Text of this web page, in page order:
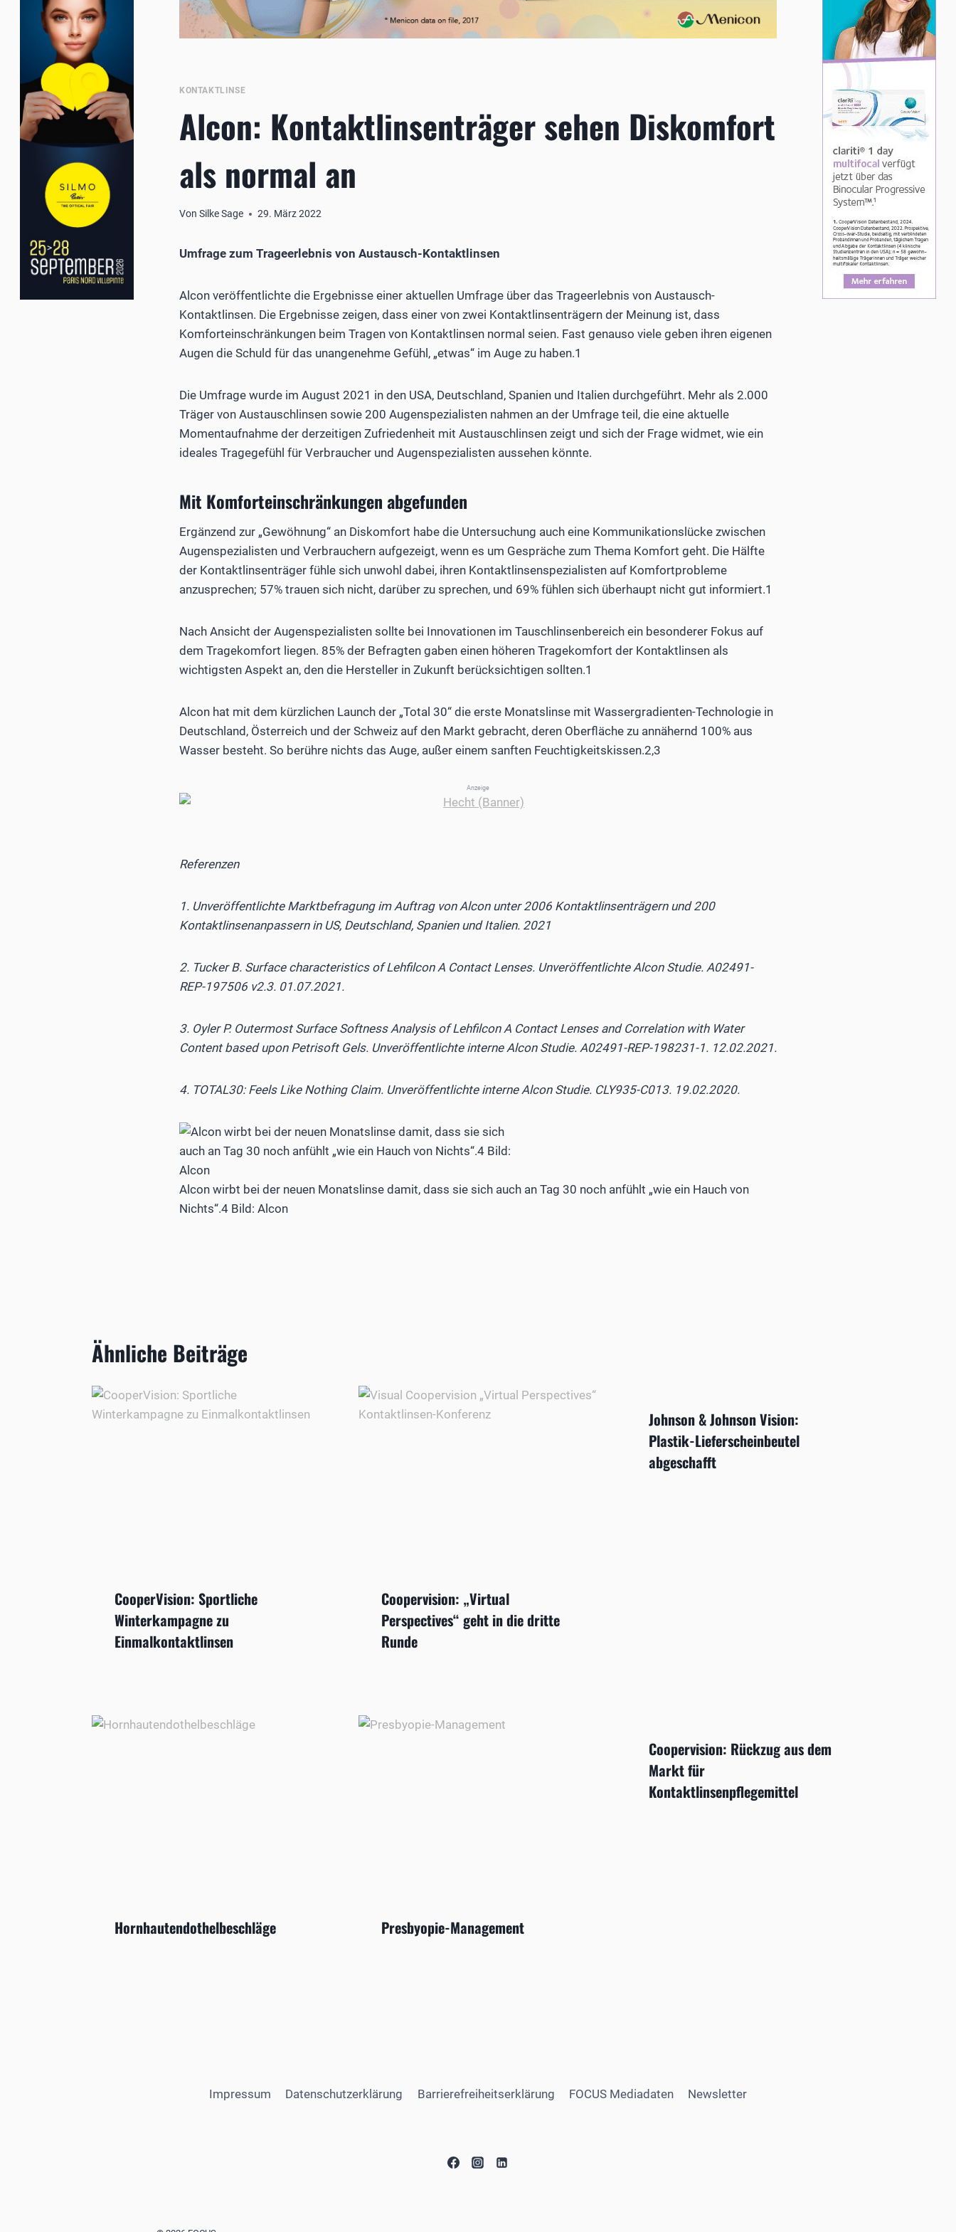
KONTAKTLINSE
Alcon: Kontaktlinsenträger sehen Diskomfort
als normal an
Von Silke Sage 29. März 2022
Umfrage zum Trageerlebnis von Austausch-Kontaktlinsen
Alcon veröffentlichte die Ergebnisse einer aktuellen Umfrage über das Trageerlebnis von Austausch-
Kontaktlinsen. Die Ergebnisse zeigen, dass einer von zwei Kontaktlinsenträgern der Meinung ist, dass
Komforteinschränkungen beim Tragen von Kontaktlinsen normal seien. Fast genauso viele geben ihren eigenen
Augen die Schuld für das unangenehme Gefühl, „etwas“ im Auge zu haben.1
Die Umfrage wurde im August 2021 in den USA, Deutschland, Spanien und Italien durchgeführt. Mehr als 2.000
Träger von Austauschlinsen sowie 200 Augenspezialisten nahmen an der Umfrage teil, die eine aktuelle
Momentaufnahme der derzeitigen Zufriedenheit mit Austauschlinsen zeigt und sich der Frage widmet, wie ein
ideales Tragegefühl für Verbraucher und Augenspezialisten aussehen könnte.
Mit Komforteinschränkungen abgefunden
Ergänzend zur „Gewöhnung“ an Diskomfort habe die Untersuchung auch eine Kommunikationslücke zwischen
Augenspezialisten und Verbrauchern aufgezeigt, wenn es um Gespräche zum Thema Komfort geht. Die Hälfte
der Kontaktlinsenträger fühle sich unwohl dabei, ihren Kontaktlinsenspezialisten auf Komfortprobleme
anzusprechen; 57% trauen sich nicht, darüber zu sprechen, und 69% fühlen sich überhaupt nicht gut informiert.1
Nach Ansicht der Augenspezialisten sollte bei Innovationen im Tauschlinsenbereich ein besonderer Fokus auf
dem Tragekomfort liegen. 85% der Befragten gaben einen höheren Tragekomfort der Kontaktlinsen als
wichtigsten Aspekt an, den die Hersteller in Zukunft berücksichtigen sollten.1
Alcon hat mit dem kürzlichen Launch der „Total 30“ die erste Monatslinse mit Wassergradienten-Technologie in
Deutschland, Österreich und der Schweiz auf den Markt gebracht, deren Oberfläche zu annähernd 100% aus
Wasser besteht. So berühre nichts das Auge, außer einem sanften Feuchtigkeitskissen.2,3
Anzeige
Referenzen
1. Unveröffentlichte Marktbefragung im Auftrag von Alcon unter 2006 Kontaktlinsenträgern und 200
Kontaktlinsenanpassern in US, Deutschland, Spanien und Italien. 2021
2. Tucker B. Surface characteristics of Lehfilcon A Contact Lenses. Unveröffentlichte Alcon Studie. A02491-
REP-197506 v2.3. 01.07.2021.
3. Oyler P. Outermost Surface Softness Analysis of Lehfilcon A Contact Lenses and Correlation with Water
Content based upon Petrisoft Gels. Unveröffentlichte interne Alcon Studie. A02491-REP-198231-1. 12.02.2021.
4. TOTAL30: Feels Like Nothing Claim. Unveröffentlichte interne Alcon Studie. CLY935-C013. 19.02.2020.
Alcon wirbt bei der neuen Monatslinse damit, dass sie sich auch an Tag 30 noch anfühlt „wie ein Hauch von
Nichts“.4 Bild: Alcon
Ähnliche Beiträge
CooperVision: Sportliche
Winterkampagne zu
Einmalkontaktlinsen
Coopervision: „Virtual
Perspectives“ geht in die dritte
Runde
Johnson & Johnson Vision:
Plastik-Lieferscheinbeutel
abgeschafft
Hornhautendothelbeschläge Presbyopie-Management
Coopervision: Rückzug aus dem
Markt für
Kontaktlinsenpflegemittel
Impressum Datenschutzerklärung Barrierefreiheitserklärung FOCUS Mediadaten Newsletter